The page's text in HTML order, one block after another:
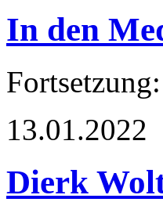
In den
Fortsetzung:
13.01.2022
Dierk